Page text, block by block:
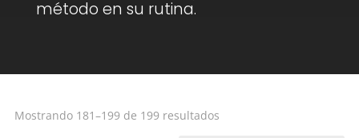
método en su rutina.
Mostrando 181–199 de 199 resultadosOrdenado